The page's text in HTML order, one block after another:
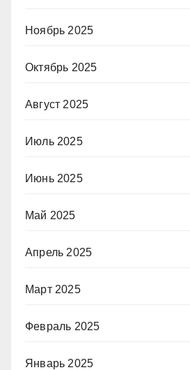
Ноябрь 2025
Октябрь 2025
Август 2025
Июль 2025
Июнь 2025
Май 2025
Апрель 2025
Март 2025
Февраль 2025
Январь 2025